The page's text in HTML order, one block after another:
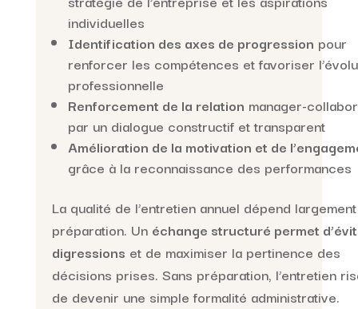
individuelles
Identification des axes de progression pour
renforcer les compétences et favoriser
professionnelle
Renforcement de la relation manager-
par un dialogue constructif et transparent
Amélioration de la motivation et de
grâce à la reconnaissance des performances
La qualité de l’entretien annuel dépend
préparation. Un échange structuré permet
digressions et de maximiser la pertinence des
décisions prises. Sans préparation, l’entretien
de devenir une simple formalité administrative.